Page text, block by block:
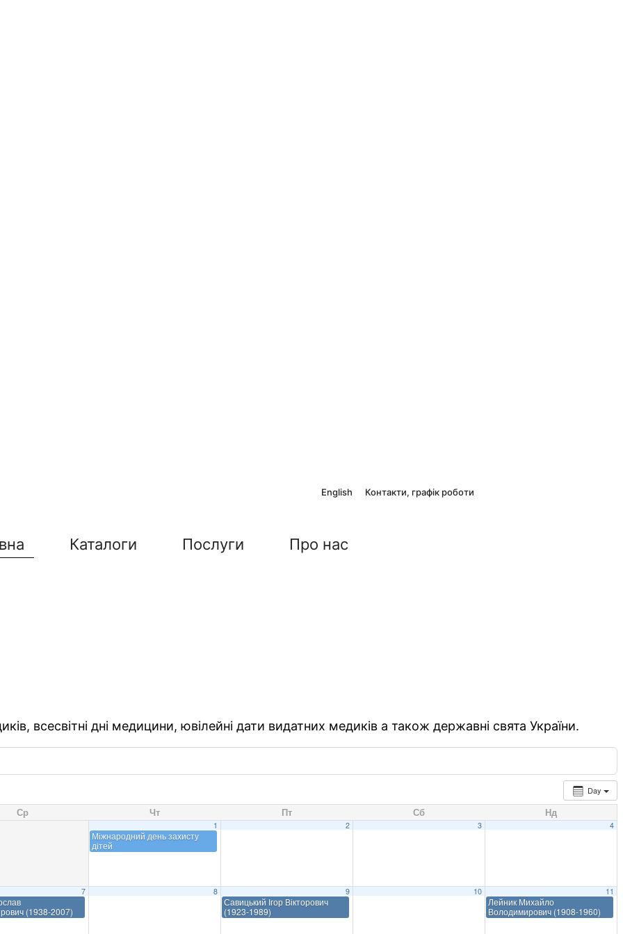
English Контакти, графік роботи
Каталоги Послуги Про нас
всесвітні дні медицини, ювілейні дати видатних медиків а також державні свята України.
Day
Ср Чт Пт Сб Нд
1
Міжнародний день захисту
дітей
2 3 4
7
(1938-2007)
8 9
Савицький Ігор Вікторович
(1923-1989)
10 11
Лейник Михайло
Володимирович (1908-1960)